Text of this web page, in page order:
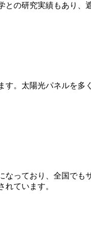
の研究実績もあり
。太陽光パネルを
っており、全国で
ています。